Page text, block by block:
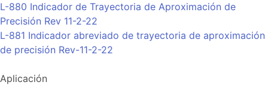
L-880 Indicador de Trayectoria de Aproximación de
Precisión Rev 11-2-22
L-881 Indicador abreviado de trayectoria de aproximación
de precisión Rev-11-2-22
Aplicación